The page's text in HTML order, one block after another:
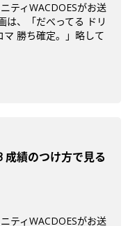
ティWACDOESがお送
は、「だべってる ドリ
マ 勝ち確定。」略して
成績のつけ方で見る
ティWACDOESがお送